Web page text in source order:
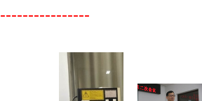
----------------